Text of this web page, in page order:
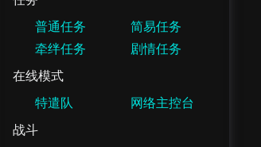
普通任务
简易任务
牵绊任务
剧情任务
在线模式
特遣队
网络主控台
战斗